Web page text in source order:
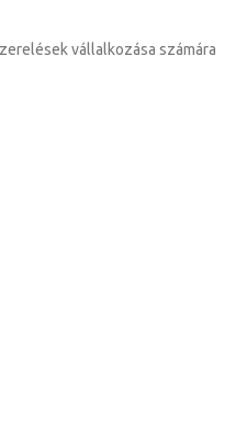
vállalkozása számára